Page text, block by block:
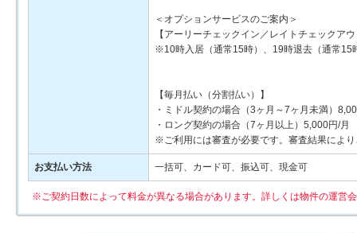
＜オプションサービスのご案内＞
【アーリーチェックイン／レイトチェックア
※10時入居（通常15時）、19時退去（通常15
【毎月払い（分割払い）】
・ミドル契約の場合（3ヶ月～7ヶ月未満）
・ロング契約の場合（7ヶ月以上）5,000円/月
※ご利用には審査が必要です。審査結果によ
お支払い方法 一括可、カード可、振込可、現金可
※ご契約日数によって料金が異なる場合があります。詳しくは物件の運営